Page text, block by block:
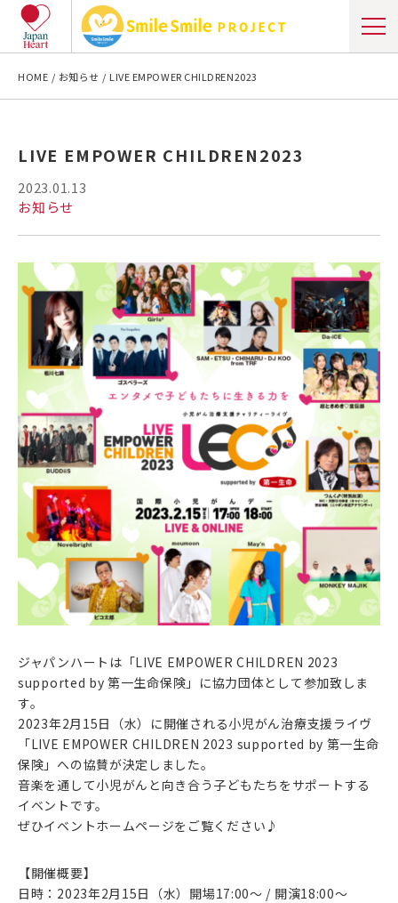
HOME お知らせ LIVE EMPOWER CHILDREN2023
LIVE EMPOWER CHILDREN2023
2023.01.13
お知らせ
ジャパンハートは「LIVE EMPOWER CHILDREN 2023
supported by 第一生命保険」に協力団体として参加致しま
す。
2023年2月15日（水）に開催される小児がん治療支援ライヴ
「LIVE EMPOWER CHILDREN 2023 supported by 第一生命
保険」への協賛が決定しました。
音楽を通して小児がんと向き合う子どもたちをサポートする
イベントです。
ぜひイベントホームページをご覧ください♪
【開催概要】
日時：2023年2月15日（水）開場17:00～ / 開演18:00～